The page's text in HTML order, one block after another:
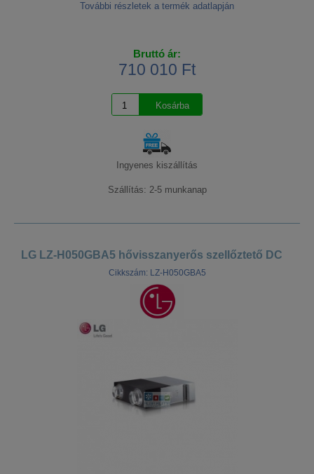
További részletek a termék adatlapján
Bruttó ár:
710 010 Ft
Ingyenes kiszállítás
Szállítás: 2-5 munkanap
LG LZ-H050GBA5 hővisszanyerős szellőztető DC
Cikkszám: LZ-H050GBA5